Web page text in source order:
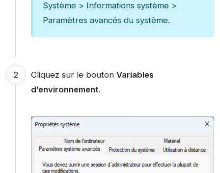
Système > Informations système >
Paramètres avancés du système.
Cliquez sur le bouton Variables
d’environnement.